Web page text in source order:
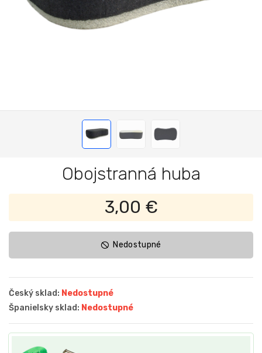
Obojstranná huba
3,00 €
Nedostupné
Český sklad: Nedostupné
Španielsky sklad: Nedostupné